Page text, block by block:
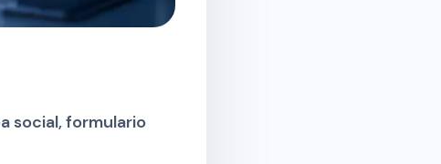
social, formulario